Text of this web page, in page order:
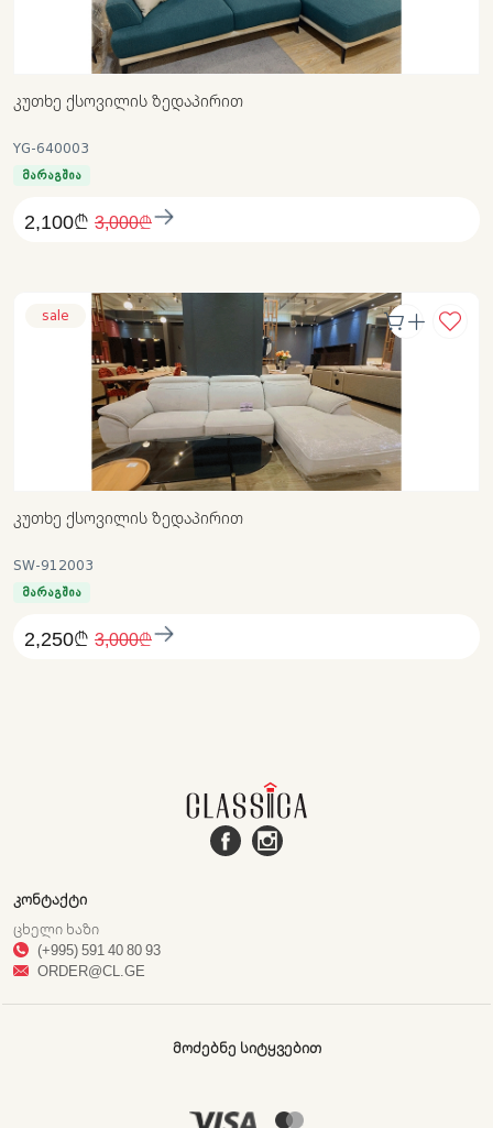
ᲙᲣᲗᲮᲔ ᲥᲡᲝᲕᲘᲚᲘᲡ ᲖᲔᲓᲐᲞᲘᲠᲘᲗ
YG-640003
მარაგშია
2,100₾ 3,000₾
sale
ᲙᲣᲗᲮᲔ ᲥᲡᲝᲕᲘᲚᲘᲡ ᲖᲔᲓᲐᲞᲘᲠᲘᲗ
SW-912003
მარაგშია
2,250₾ 3,000₾
ᲙᲝᲜᲢᲐᲥᲢᲘ
ᲪᲮᲔᲚᲘ ᲮᲐᲖᲘ
(+995) 591 40 80 93
ORDER@CL.GE
ᲛᲝᲫᲔᲑᲜᲔ ᲡᲘᲢᲧᲕᲔᲑᲘᲗ